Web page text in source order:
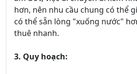
hơn, nên nhu cầu chung có thể
có thể sẵn lòng "xuống nước"
thuê nhanh.
3. Quy hoạch: